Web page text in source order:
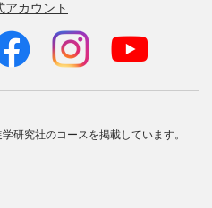
アカウント
研究社のコースを掲載しています。